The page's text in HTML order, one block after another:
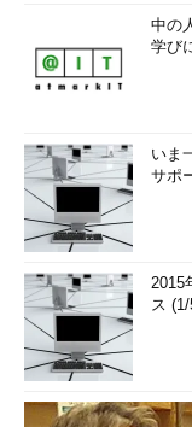
中の
学び
いま
サポ
2015
ス